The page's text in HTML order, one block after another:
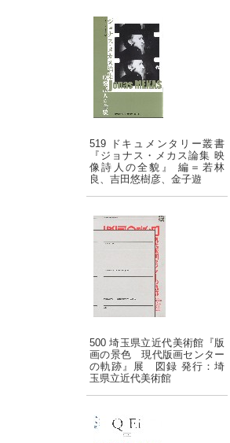
519 ドキュメンタリー叢書
『ジョナス・メカス論集 映
像詩人の全貌』 編＝若林
良、吉田悠樹彦、金子遊
500 埼玉県立近代美術館『版
画の景色 現代版画センター
の軌跡』展 図録 発行：埼
玉県立近代美術館